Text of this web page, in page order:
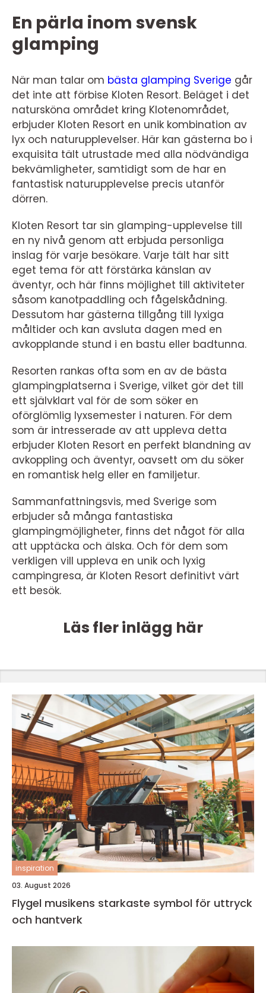
En pärla inom svensk
glamping
När man talar om bästa glamping Sverige går
det inte att förbise Kloten Resort. Beläget i det
natursköna området kring Klotenområdet,
erbjuder Kloten Resort en unik kombination av
lyx och naturupplevelser. Här kan gästerna bo i
exquisita tält utrustade med alla nödvändiga
bekvämligheter, samtidigt som de har en
fantastisk naturupplevelse precis utanför
dörren.
Kloten Resort tar sin glamping-upplevelse till
en ny nivå genom att erbjuda personliga
inslag för varje besökare. Varje tält har sitt
eget tema för att förstärka känslan av
äventyr, och här finns möjlighet till aktiviteter
såsom kanotpaddling och fågelskådning.
Dessutom har gästerna tillgång till lyxiga
måltider och kan avsluta dagen med en
avkopplande stund i en bastu eller badtunna.
Resorten rankas ofta som en av de bästa
glampingplatserna i Sverige, vilket gör det till
ett självklart val för de som söker en
oförglömlig lyxsemester i naturen. För dem
som är intresserade av att uppleva detta
erbjuder Kloten Resort en perfekt blandning av
avkoppling och äventyr, oavsett om du söker
en romantisk helg eller en familjetur.
Sammanfattningsvis, med Sverige som
erbjuder så många fantastiska
glampingmöjligheter, finns det något för alla
att upptäcka och älska. Och för dem som
verkligen vill uppleva en unik och lyxig
campingresa, är Kloten Resort definitivt värt
ett besök.
Läs fler inlägg här
inspiration
03. August 2026
Flygel musikens starkaste symbol för uttryck
och hantverk